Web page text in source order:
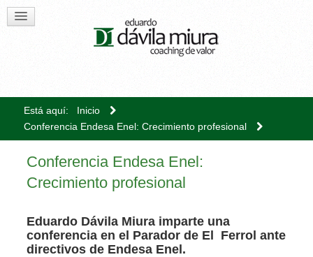
Está aquí:
Inicio
Conferencia Endesa Enel: Crecimiento profesional
Conferencia Endesa Enel:
Crecimiento profesional
Eduardo Dávila Miura imparte una
conferencia en el Parador de El Ferrol ante
directivos de Endesa Enel.